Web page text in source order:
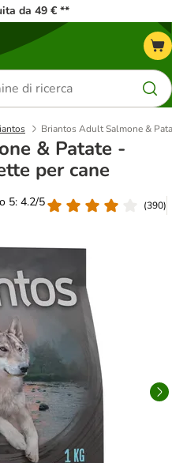
da 49 € **
Briantos Adult Salmone &
& Patate -
per cane
5: 4.2/5
(390)